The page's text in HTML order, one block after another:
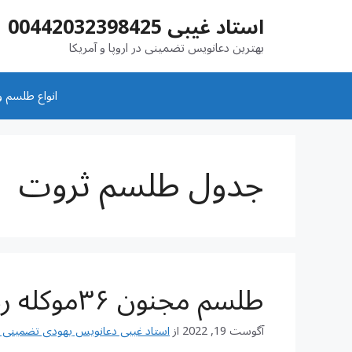
استاد غیبی 00442032398425
بهترین دعانویس تضمینی در اروپا و آمریکا
انواع طلسم
جدول طلسم ثروت
طلسم مجنون ۳۶موکله رحمانی وعرفانی
آگوست 19, 2022 ازاستاد غیبی دعانویس یهودی تضمینی شماره